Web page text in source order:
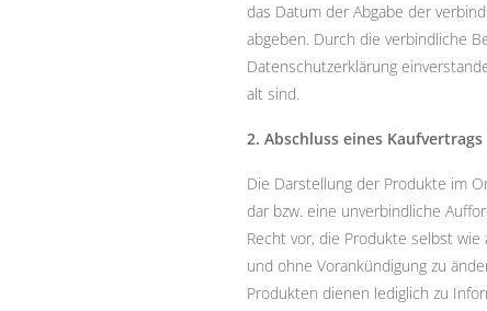
das Datum der Abgabe der
abgeben. Durch die verbindliche
Datenschutzerklärung
alt sind.
2. Abschluss eines Kaufvertrags
Die Darstellung der Produkte im
dar bzw. eine unverbindliche
Recht vor, die Produkte selbst
und ohne Vorankündigung zu
Produkten dienen lediglich zu